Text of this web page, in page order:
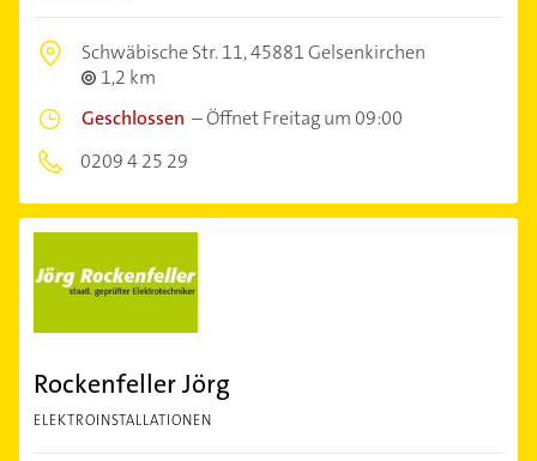
Schwäbische Str. 11,45881 Gelsenkirchen
1,2 km
Geschlossen –Öffnet Freitag um 09:00
0209 4 25 29
Rockenfeller Jörg
ELEKTROINSTALLATIONEN